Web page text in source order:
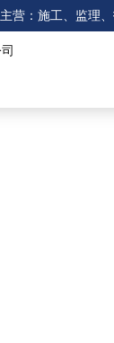
营：施工、监理